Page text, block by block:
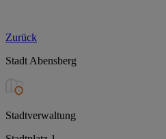
Zurück
Stadt Abensberg
Stadtverwaltung